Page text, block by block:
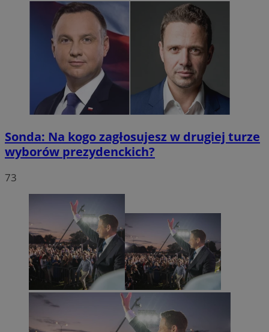
Sonda: Na kogo zagłosujesz w drugiej turze
wyborów prezydenckich?
73